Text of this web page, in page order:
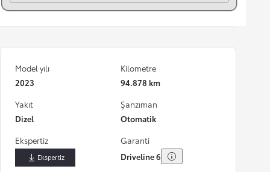
Model yılı
2023
Kilometre
94.878 km
Yakıt
Dizel
Şanzıman
Otomatik
Ekspertiz
İndir
Garanti
Driveline 6